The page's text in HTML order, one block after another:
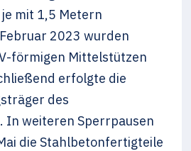
mit 1,5 Metern
2023 wurden
förmigen Mittelstützen
erfolgte die
des
In weiteren Sperrpausen
die Stahlbetonfertigteile